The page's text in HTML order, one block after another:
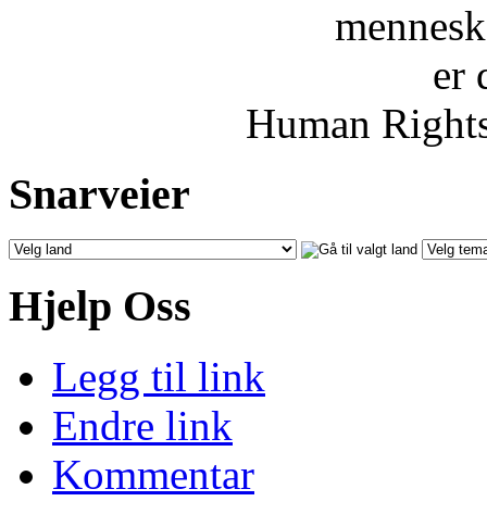
er
Human
Snarveier
Hjelp Oss
Legg til link
Endre link
Kommentar